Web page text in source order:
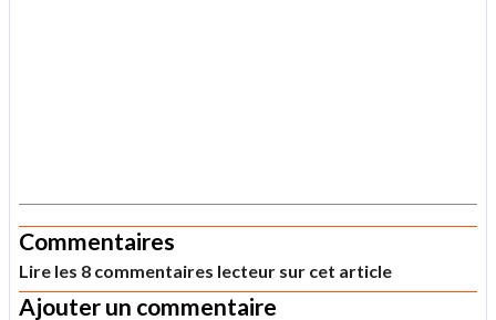
Commentaires
Lire les 8 commentaires lecteur sur cet article
Ajouter un commentaire